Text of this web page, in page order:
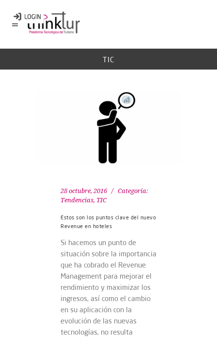
TIC
28 octubre, 2016
Categoría:
Tendencias, TIC
Estos son los puntos clave del nuevo
Revenue en hoteles
Si hacemos un punto de
situación sobre la importancia
que ha cobrado el Revenue
Management para mejorar el
rendimiento y maximizar los
ingresos, así como el cambio
en su aplicación con la
evolución de las nuevas
tecnologías, no resulta